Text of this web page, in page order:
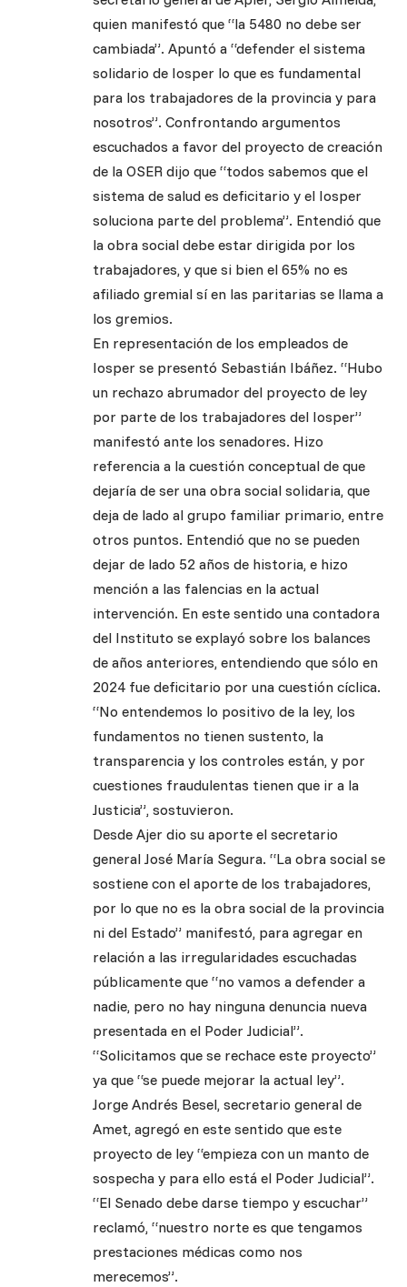
quien manifestó que “la 5480 no debe ser
cambiada”. Apuntó a “defender el sistema
solidario de Iosper lo que es fundamental
para los trabajadores de la provincia y para
nosotros”. Confrontando argumentos
escuchados a favor del proyecto de creación
de la OSER dijo que “todos sabemos que el
sistema de salud es deficitario y el Iosper
soluciona parte del problema”. Entendió que
la obra social debe estar dirigida por los
trabajadores, y que si bien el 65% no es
afiliado gremial sí en las paritarias se llama a
los gremios.
En representación de los empleados de
Iosper se presentó Sebastián Ibáñez. “Hubo
un rechazo abrumador del proyecto de ley
por parte de los trabajadores del Iosper”
manifestó ante los senadores. Hizo
referencia a la cuestión conceptual de que
dejaría de ser una obra social solidaria, que
deja de lado al grupo familiar primario, entre
otros puntos. Entendió que no se pueden
dejar de lado 52 años de historia, e hizo
mención a las falencias en la actual
intervención. En este sentido una contadora
del Instituto se explayó sobre los balances
de años anteriores, entendiendo que sólo en
2024 fue deficitario por una cuestión cíclica.
“No entendemos lo positivo de la ley, los
fundamentos no tienen sustento, la
transparencia y los controles están, y por
cuestiones fraudulentas tienen que ir a la
Justicia”, sostuvieron.
Desde Ajer dio su aporte el secretario
general José María Segura. “La obra social se
sostiene con el aporte de los trabajadores,
por lo que no es la obra social de la provincia
ni del Estado” manifestó, para agregar en
relación a las irregularidades escuchadas
públicamente que “no vamos a defender a
nadie, pero no hay ninguna denuncia nueva
presentada en el Poder Judicial”.
“Solicitamos que se rechace este proyecto”
ya que “se puede mejorar la actual ley”.
Jorge Andrés Besel, secretario general de
Amet, agregó en este sentido que este
proyecto de ley “empieza con un manto de
sospecha y para ello está el Poder Judicial”.
“El Senado debe darse tiempo y escuchar”
reclamó, “nuestro norte es que tengamos
prestaciones médicas como nos
merecemos”.